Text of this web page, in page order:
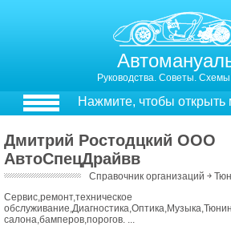
Руководства. Советы.
Нажмите, чтобы
Дмитрий Ростодцкий ООО
АвтоСпецДрайвв
Справочник организаций ￫
Сервис,ремонт,техническое
салона,бамперов,порогов. ...